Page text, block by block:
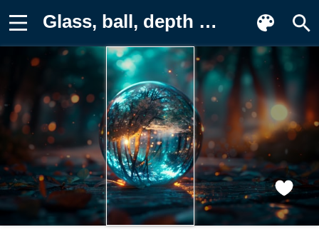
Glass, ball, depth of field, crystal Картинка